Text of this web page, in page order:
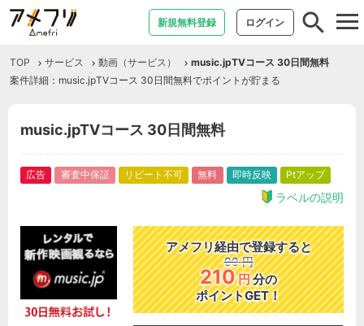
新規無料登録 ログイン
TOP サービス 動画（サービス）
music.jpTVコース 30日間無料
案件詳細：music.jpTVコース 30日間無料でポイントが貯まる
music.jpTVコース 30日間無料
広告 審査中保証 リピート不可 無料 即時反映 Ptアップ
ラベルの説明
アメフリ経由で登録すると
90 円
210円分の
ポイントGET！